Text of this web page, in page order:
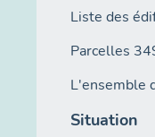
Liste des
Parcelles
L'ensemble
Situation